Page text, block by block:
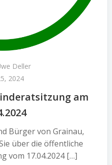
Deller
2024
am
Bürger von Grainau,
über die öffentliche
vom 17.04.2024 […]